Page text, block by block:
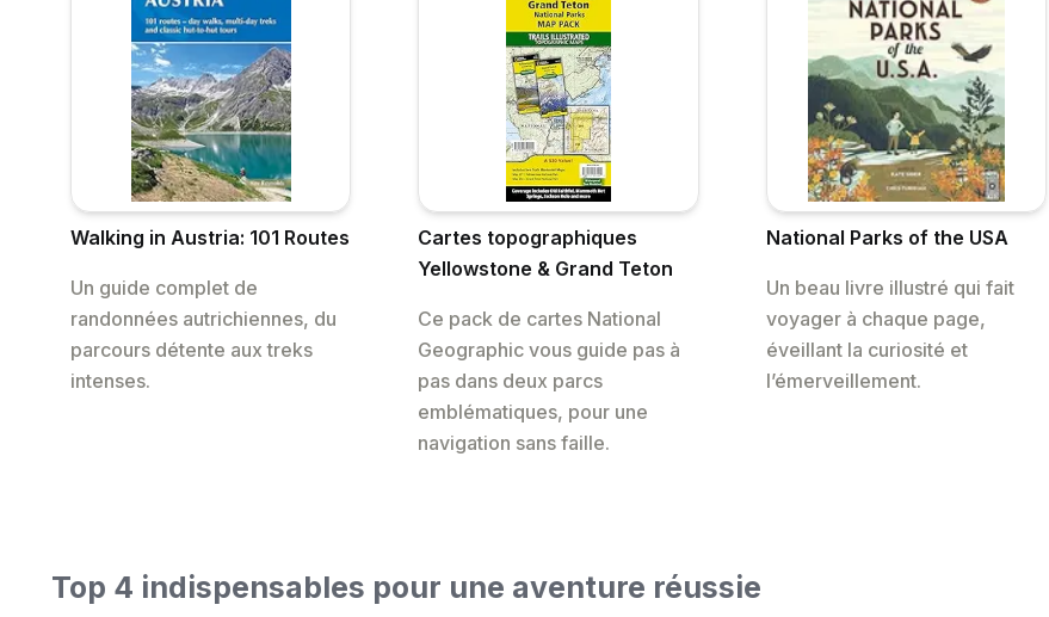
Walking in Austria: 101 Routes
Un guide complet de
randonnées autrichiennes, du
parcours détente aux treks
intenses.
Cartes topographiques
Yellowstone & Grand Teton
Ce pack de cartes National
Geographic vous guide pas à
pas dans deux parcs
emblématiques, pour une
navigation sans faille.
National Parks of the USA
Un beau livre illustré qui fait
voyager à chaque page,
éveillant la curiosité et
l’émerveillement.
Top 4 indispensables pour une aventure réussie